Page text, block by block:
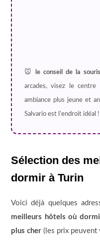
🐭 le conseil de la
arcades, visez le centre
ambiance plus jeune et
Salvario est l’endroit idéal !
Sélection des
dormir à Turin
Voici déjà quelques
meilleurs hôtels où
plus cher(les prix peuvent